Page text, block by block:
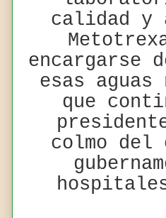
calidad y
encargarse
esas
que
colmo del